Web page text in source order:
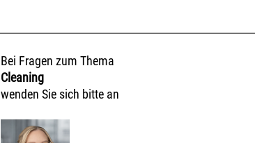
Bei Fragen zum Thema
Cleaning
wenden Sie sich bitte an